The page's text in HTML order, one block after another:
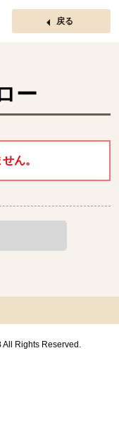
戻る
ー
ん。
Rights Reserved.